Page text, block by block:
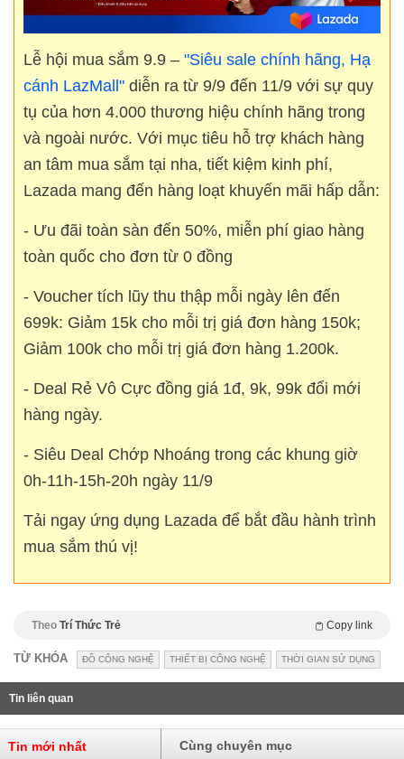
Lễ hội mua sắm 9.9 – "Siêu sale chính hãng, Hạ
cánh LazMall" diễn ra từ 9/9 đến 11/9 với sự quy
tụ của hơn 4.000 thương hiệu chính hãng trong
và ngoài nước. Với mục tiêu hỗ trợ khách hàng
an tâm mua sắm tại nha, tiết kiệm kinh phí,
Lazada mang đến hàng loạt khuyến mãi hấp dẫn:
- Ưu đãi toàn sàn đến 50%, miễn phí giao hàng
toàn quốc cho đơn từ 0 đồng
- Voucher tích lũy thu thập mỗi ngày lên đến
699k: Giảm 15k cho mỗi trị giá đơn hàng 150k;
Giảm 100k cho mỗi trị giá đơn hàng 1.200k.
- Deal Rẻ Vô Cực đồng giá 1đ, 9k, 99k đổi mới
hàng ngày.
- Siêu Deal Chớp Nhoáng trong các khung giờ
0h-11h-15h-20h ngày 11/9
Tải ngay ứng dụng Lazada để bắt đầu hành trình
mua sắm thú vị!
Theo Trí Thức Trẻ Copy link
TỪ KHÓA ĐỒ CÔNG NGHỆ THIẾT BỊ CÔNG NGHỆ THỜI GIAN SỬ DỤNG
Tin liên quan
Tin mới nhất Cùng chuyên mục